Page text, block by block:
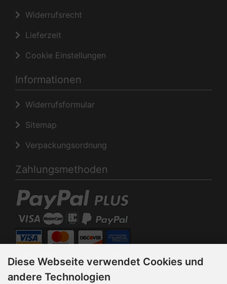
Widerrufsrecht
Lieferzeit
Cookie Einstellungen
Informationen
Widerrufsformular
Sitemap
Verpackungsordnung
Zahlungsmethoden
Diese Webseite verwendet Cookies und
andere Technologien